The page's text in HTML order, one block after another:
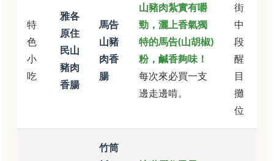
特
色
小
吃
雅各
原住
民山
豬肉
香腸
馬告
山豬
肉香
腸
山豬肉紮實有嚼
勁，灑上香氣獨
特的馬告(山胡椒)
粉，鹹香夠味！
每次來必買一支
邊走邊啃。
街
中
段
醒
目
攤
位
竹筒